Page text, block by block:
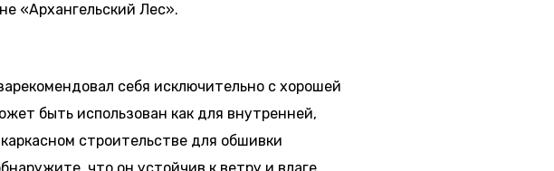
«Архангельский Лес».
себя исключительно с хорошей
быть использован как для внутренней,
строительстве для обшивки